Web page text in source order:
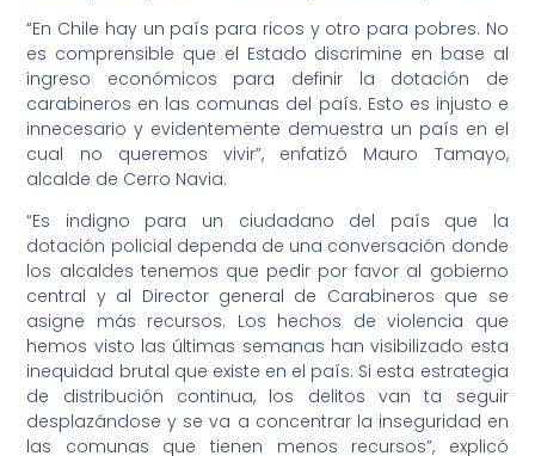
“En Chile hay un país para ricos y otro para pobres. No
es comprensible que el Estado discrimine en base al
ingreso económicos para definir la dotación de
carabineros en las comunas del país. Esto es injusto e
innecesario y evidentemente demuestra un país en el
cual no queremos vivir”, enfatizó Mauro Tamayo,
alcalde de Cerro Navia.
“Es indigno para un ciudadano del país que la
dotación policial dependa de una conversación donde
los alcaldes tenemos que pedir por favor al gobierno
central y al Director general de Carabineros que se
asigne más recursos. Los hechos de violencia que
hemos visto las últimas semanas han visibilizado esta
inequidad brutal que existe en el país. Si esta estrategia
de distribución continua, los delitos van ta seguir
desplazándose y se va a concentrar la inseguridad en
las comunas que tienen menos recursos”, explicó